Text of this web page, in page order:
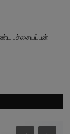
பச்சையப்பன்